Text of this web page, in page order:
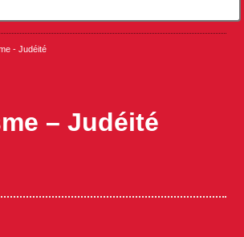
- Judéité
– Judéité